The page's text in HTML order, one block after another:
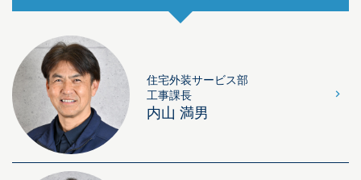
住宅外装サービス部
工事課長
内山 満男